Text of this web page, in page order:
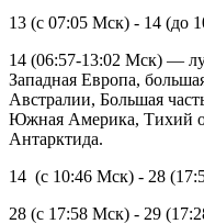
13 (с 07:05 Мск) - 14 (до
14 (06:57-13:02 Мск) —
Западная Европа,
Австралии, Большая
Южная Америка, Тихий
Антарктида.
14 (с 10:46 Мск) - 28
28 (с 17:58 Мск) - 29